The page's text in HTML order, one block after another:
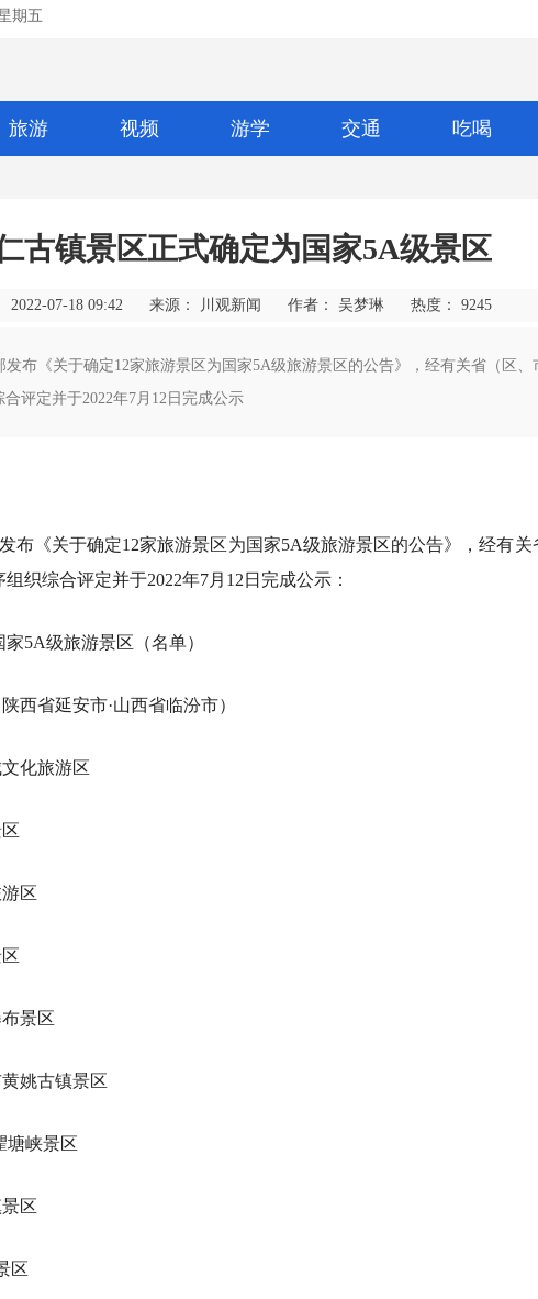
期五
旅游 视频 游学 交通 吃喝
古镇景区正式确定为国家5A级景区
2022-07-18 09:42 来源： ​川观新闻 作者： 吴梦琳 热度： 9245
发布《关于确定12家旅游景区为国家5A级旅游景区的公告》，经有关省（区
评定并于2022年7月12日完成公示
布《关于确定12家旅游景区为国家5A级旅游景区的公告》，经有
织综合评定并于2022年7月12日完成公示：
5A级旅游景区（名单）
西省延安市·山西省临汾市）
化旅游区
区
景区
姚古镇景区
塘峡景区
区
区